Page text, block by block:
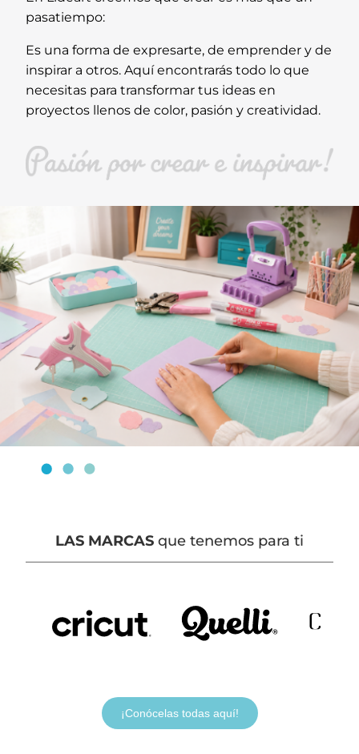
pasatiempo:
Es una forma de expresarte, de emprender y de
inspirar a otros. Aquí encontrarás todo lo que
necesitas para transformar tus ideas en
proyectos llenos de color, pasión y creatividad.
LAS MARCAS que tenemos para ti
¡Conócelas todas aquí!